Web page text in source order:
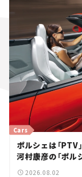
ポルシェは「
河村康彦の「ポル
Cars
2026.08.02